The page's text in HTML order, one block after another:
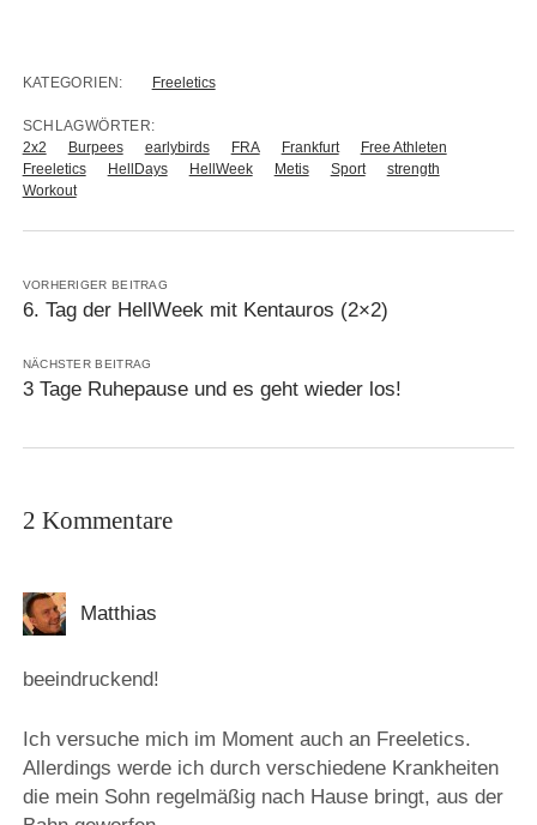
KATEGORIEN: Freeletics
SCHLAGWÖRTER:
2x2
Burpees earlybirds FRA Frankfurt
Free Athleten
Freeletics
HellDays HellWeek Metis Sport
strength
Workout
VORHERIGER BEITRAG
6. Tag der HellWeek mit Kentauros (2×2)
NÄCHSTER BEITRAG
3 Tage Ruhepause und es geht wieder los!
2 Kommentare
Matthias
beeindruckend!
Ich versuche mich im Moment auch an Freeletics.
Allerdings werde ich durch verschiedene Krankheiten
die mein Sohn regelmäßig nach Hause bringt, aus der